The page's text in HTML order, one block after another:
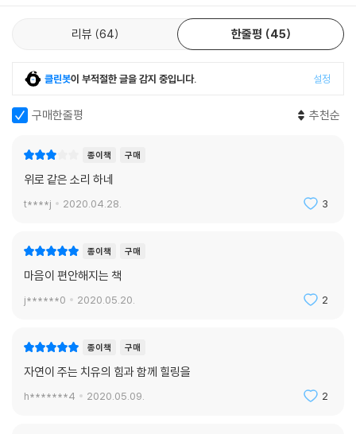
작은 화산의 꼭대기가 뚜껑 문처럼 활짝 열리더니 가느다란 분홍빛 술 모
양 촉수들이 손아귀처럼 불쑥 튀어나왔다. 촉수들은 위쪽의 물을 훑다가
과 비슷한 장면이 눈앞에서, 그것도 내가 모래밭에 쪼그려 앉아 들여다보
놀이동산에서 롤러코스터를 탔을 때를 제외하면 처음이었다. (…) 나는 나
자연과의 접촉, 화사한 빛깔의 플라스틱 양동이 속에 살아 숨 쉬는 야생의
흔적이었다. 나는 그 체험에서 희열을 느꼈고 비슷한 체험을 더욱더 많이
--- p.223~224
해양생물학자 월리스 니컬스Wallace Nichols에 따르면, 해안에 서서 바
다를 내려다보거나 흘러가는 강물을 지켜볼 때 눈과 뇌는 시각적 자극에서
벗어나게 된다. 뇌를 위한 휴가이자 현대 생활에서 피할 수 없는 부산하고
끊임없는 자극으로부터의 휴식, 일종의 해양 명상인 셈이다. 물살에 발을
져 가는 동안 마음은 차분한 정체상태로 흘러든다. 코바늘 뜨개질이나 스
케치를 할 때와 비슷한 기분이다. 내면의 소란이 가라앉고 어두운 생각도
--- p.229~230
계를 형성하도록 도와 전반적인 생활과 우울 증상을 개선한다는 것이다.
네이처스 웨이는 사람들이 자연 속에서 시간을 보내게 함으로써 자연이 가
진 치유 효과를 누리도록 했고, ‘삶과 정신 건강의 중요한 일부가 되었다’는
참가자의 평을 받으며 일상의 한 부분으로 자리 잡았다.
세로토닌, 도파민, 엔도르핀 분비 촉진…
“정원을 산책하는 것은 보이지 않는 자연의 약상자에 손을 집어넣는 것과
같다”
안도의 한숨을 내쉬는 건 그저 근사한 풍경이 좋아서가 아니라 실제로 생
물학적 반응이 일어나기 때문이다. 미첼은 이러한 신체 반응의 근거를 밝
히기 위해 자연이 인간의 심신에 미치는 영향에 관한 생화학과 신경과학
리고 이를 토대로 산책과 야생동식물 관찰이 시시때때로 덮쳐오는 우울과
의 일상적 전투에 강력한 우군이 되어줄 수 있음을 말한다.
리뷰 64 한줄평 45
클린봇이 부적절한 글을 감지 중입니다. 설정
구매한줄평 추천순
종이책 구매
위로 같은 소리 하네
t****j 2020.04.28. 3
종이책 구매
마음이 편안해지는 책
j******0 2020.05.20. 2
종이책 구매
자연이 주는 치유의 힘과 함께 힐링을
h*******4 2020.05.09. 2